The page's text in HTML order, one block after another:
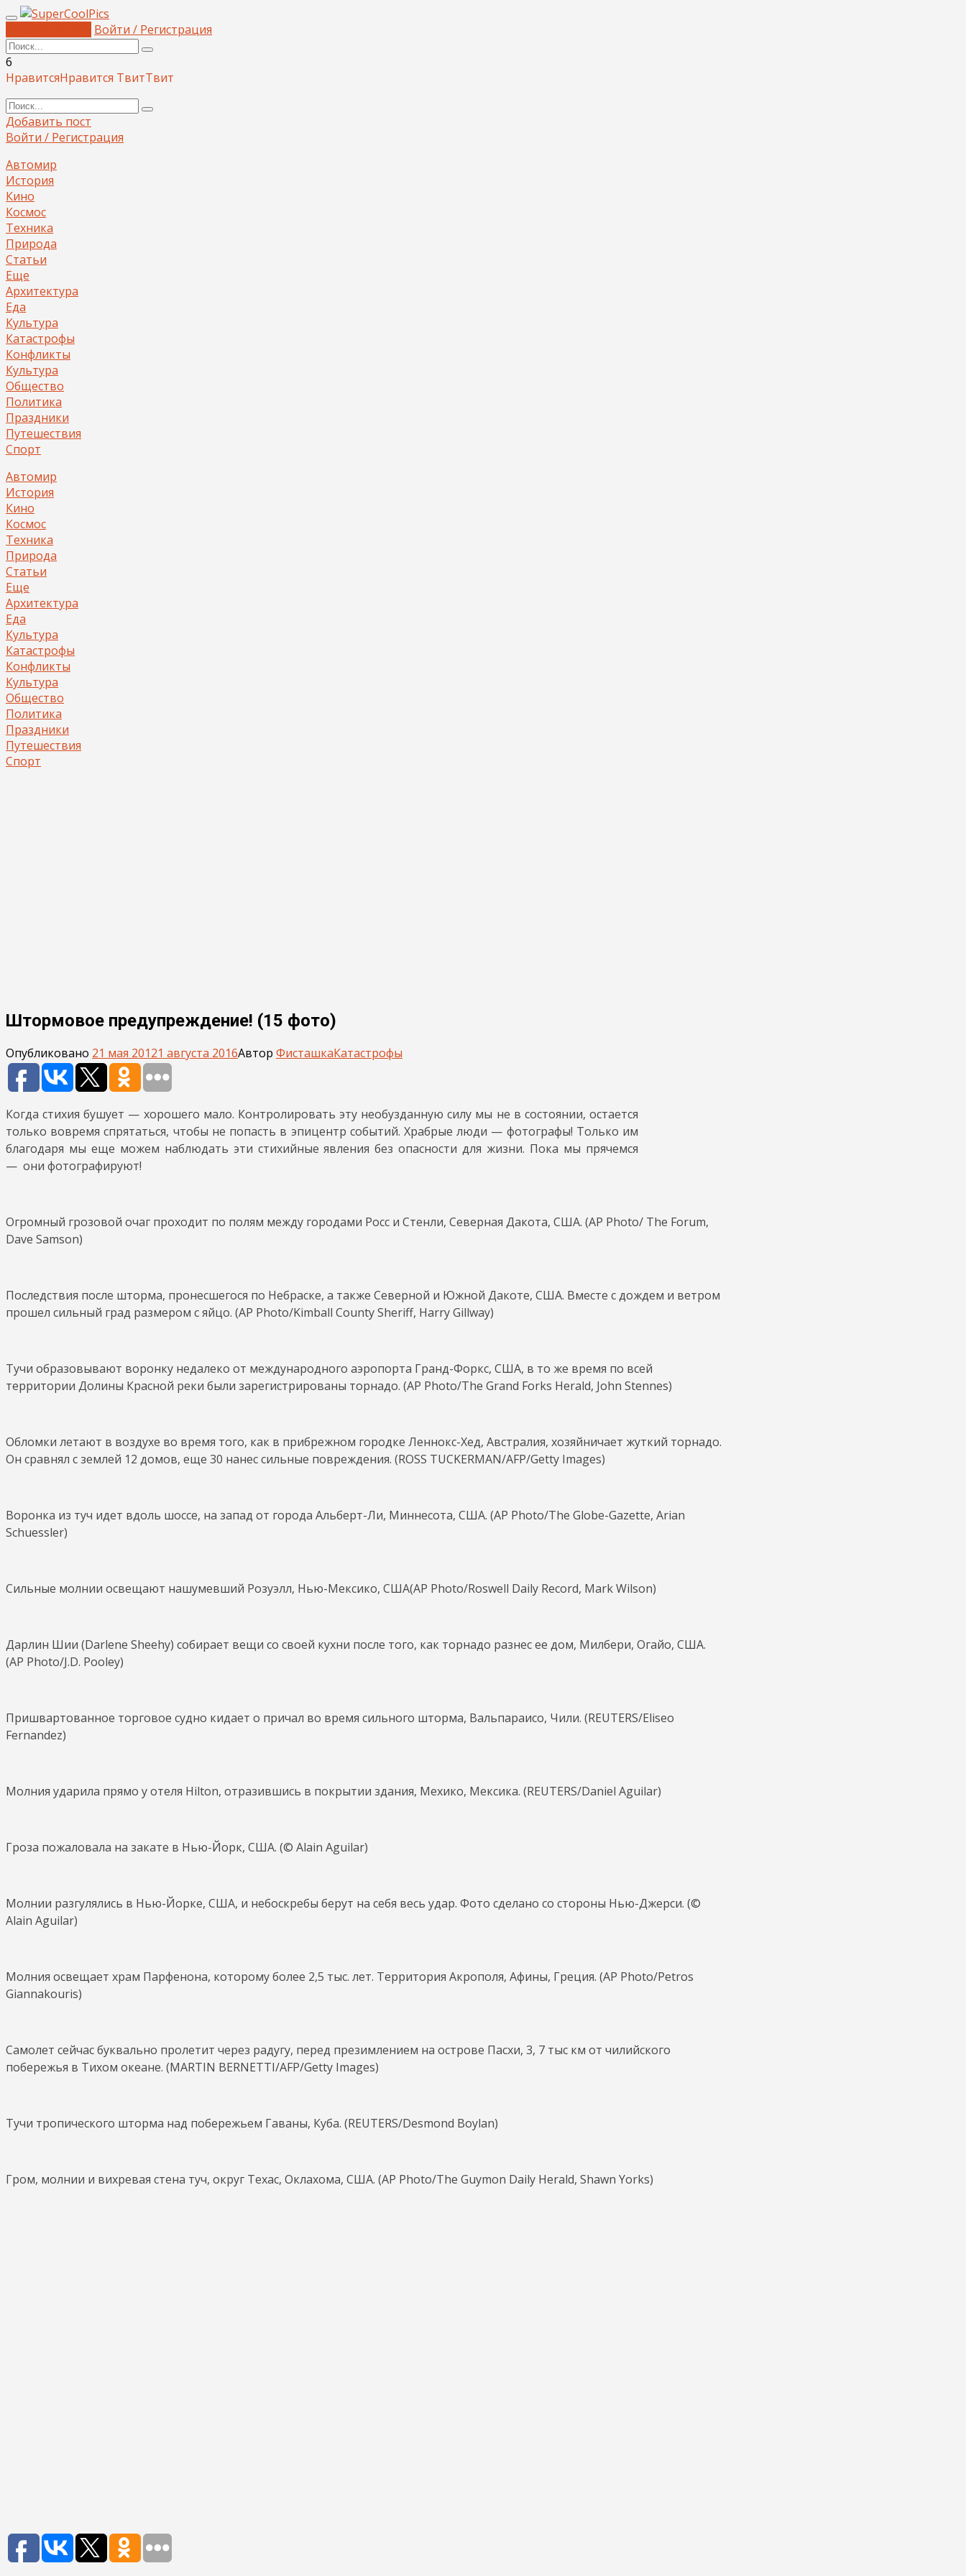
Войти / Регистрация
6
НравитсяНравится ТвитТвит
Добавить пост
Войти / Регистрация
Автомир
История
Кино
Космос
Техника
Природа
Статьи
Еще
Архитектура
Еда
Культура
Катастрофы
Конфликты
Культура
Общество
Политика
Праздники
Путешествия
Спорт
Автомир
История
Кино
Космос
Техника
Природа
Статьи
Еще
Архитектура
Еда
Культура
Катастрофы
Конфликты
Культура
Общество
Политика
Праздники
Путешествия
Спорт
Штормовое предупреждение! (15 фото)
Опубликовано 21 мая 20121 августа 2016Автор ФисташкаКатастрофы
Когда стихия бушует — хорошего мало. Контролировать эту необузданную силу мы не в состоянии, остается
только вовремя спрятаться, чтобы не попасть в эпицентр событий. Храбрые люди — фотографы! Только им
благодаря мы еще можем наблюдать эти стихийные явления без опасности для жизни. Пока мы прячемся
— они фотографируют!
Огромный грозовой очаг проходит по полям между городами Росс и Стенли, Северная Дакота, США. (AP Photo/ The Forum,
Dave Samson)
Последствия после шторма, пронесшегося по Небраске, а также Северной и Южной Дакоте, США. Вместе с дождем и ветром
прошел сильный град размером с яйцо. (AP Photo/Kimball County Sheriff, Harry Gillway)
Тучи образовывают воронку недалеко от международного аэропорта Гранд-Форкс, США, в то же время по всей
территории Долины Красной реки были зарегистрированы торнадо. (AP Photo/The Grand Forks Herald, John Stennes)
Обломки летают в воздухе во время того, как в прибрежном городке Леннокс-Хед, Австралия, хозяйничает жуткий торнадо.
Он сравнял с землей 12 домов, еще 30 нанес сильные повреждения. (ROSS TUCKERMAN/AFP/Getty Images)
Воронка из туч идет вдоль шоссе, на запад от города Альберт-Ли, Миннесота, США. (AP Photo/The Globe-Gazette, Arian
Schuessler)
Сильные молнии освещают нашумевший Розуэлл, Нью-Мексико, США(AP Photo/Roswell Daily Record, Mark Wilson)
Дарлин Шии (Darlene Sheehy) собирает вещи со своей кухни после того, как торнадо разнес ее дом, Милбери, Огайо, США.
(AP Photo/J.D. Pooley)
Пришвартованное торговое судно кидает о причал во время сильного шторма, Вальпараисо, Чили. (REUTERS/Eliseo
Fernandez)
Молния ударила прямо у отеля Hilton, отразившись в покрытии здания, Мехико, Мексика. (REUTERS/Daniel Aguilar)
Гроза пожаловала на закате в Нью-Йорк, США. (© Alain Aguilar)
Молнии разгулялись в Нью-Йорке, США, и небоскребы берут на себя весь удар. Фото сделано со стороны Нью-Джерси. (©
Alain Aguilar)
Молния освещает храм Парфенона, которому более 2,5 тыс. лет. Территория Акрополя, Афины, Греция. (AP Photo/Petros
Giannakouris)
Самолет сейчас буквально пролетит через радугу, перед презимлением на острове Пасхи, 3, 7 тыс км от чилийского
побережья в Тихом океане. (MARTIN BERNETTI/AFP/Getty Images)
Тучи тропического шторма над побережьем Гаваны, Куба. (REUTERS/Desmond Boylan)
Гром, молнии и вихревая стена туч, округ Техас, Оклахома, США. (AP Photo/The Guymon Daily Herald, Shawn Yorks)